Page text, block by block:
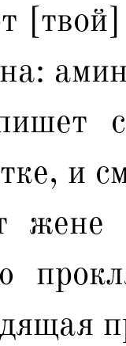
и
жене